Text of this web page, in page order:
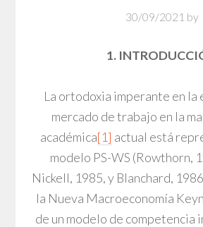
30/09/2021 by
1.
La ortodoxia imperante en la
mercado de trabajo en la
académica[1] actual está
modelo PS-WS (Rowthorn,
Nickell, 1985, y Blanchard,
la Nueva Macroeconomía
de un modelo de competencia